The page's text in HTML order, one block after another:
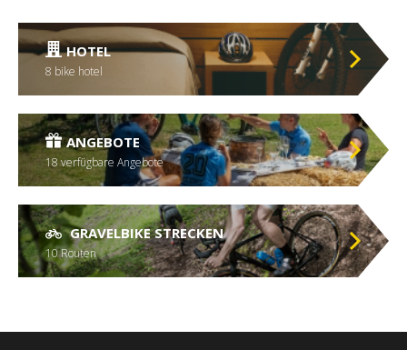
HOTEL
8 bike hotel
ANGEBOTE
18 verfügbare Angebote
GRAVELBIKE STRECKEN
10 Routen